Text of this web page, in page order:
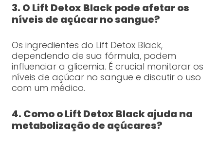
3. O Lift Detox Black pode afetar os
níveis de açúcar no sangue?
Os ingredientes do Lift Detox Black,
dependendo de sua fórmula, podem
influenciar a glicemia. É crucial monitorar os
níveis de açúcar no sangue e discutir o uso
com um médico.
4. Como o Lift Detox Black ajuda na
metabolização de açúcares?